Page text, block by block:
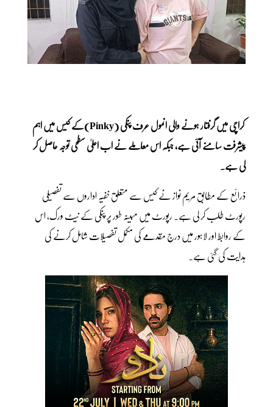
کراچی میں گرفتار ہونے والی انمول عرف پنکی (Pinky)کے کیس میں اہم
پیشرفت سامنے آئی ہے، جبکہ اس معاملے نے اب اعلیٰ سطحی توجہ حاصل کر
لی ہے۔
ذرائع کے مطابق مریم نواز نے کیس سے متعلق خفیہ اداروں سے تفصیلی
رپورٹ طلب کر لی ہے۔ رپورٹ میں مبینہ طور پر پنکی کے نیٹ ورک، اس
کے روابط اور لاہور میں درج مقدمے کی مکمل تفصیلات شامل کرنے کی
ہدایت کی گئی ہے۔